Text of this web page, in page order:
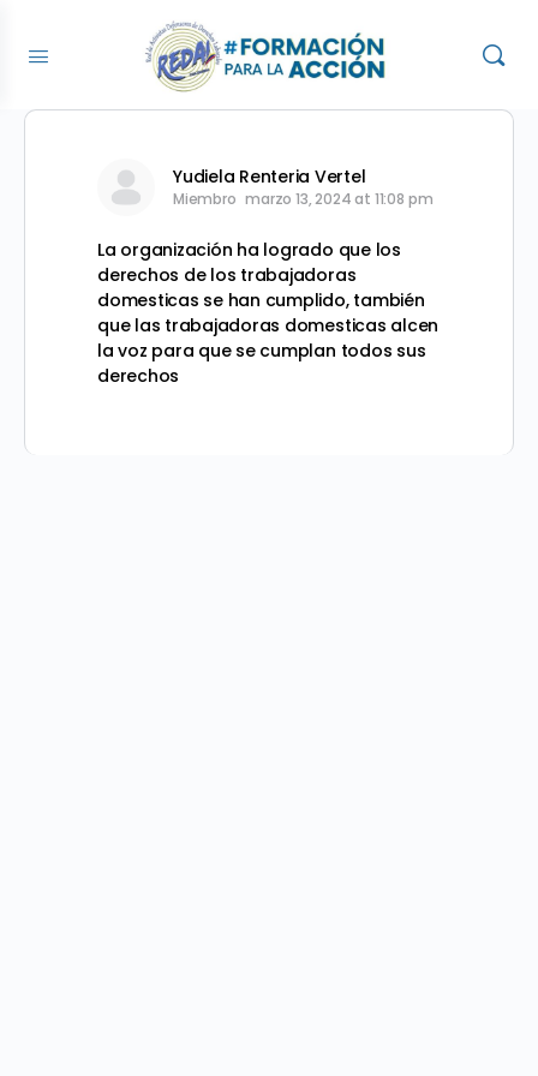
Yudiela Renteria Vertel
Miembro marzo 13, 2024 at 11:08 pm
La organización ha logrado que los
derechos de los trabajadoras
domesticas se han cumplido, también
que las trabajadoras domesticas alcen
la voz para que se cumplan todos sus
derechos